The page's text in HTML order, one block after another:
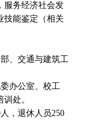
服务经济社会发
技能鉴定（相关
、交通与建筑工
办公室、校工
处。
，退休人员250